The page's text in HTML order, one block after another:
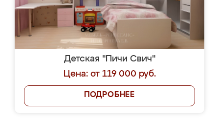
Детская "Пичи Свич"
Цена: от 119 000 руб.
ПОДРОБНЕЕ